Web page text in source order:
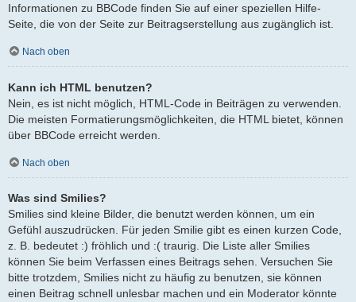
Informationen zu BBCode finden Sie auf einer speziellen Hilfe-
Seite, die von der Seite zur Beitragserstellung aus zugänglich ist.
Nach oben
Kann ich HTML benutzen?
Nein, es ist nicht möglich, HTML-Code in Beiträgen zu verwenden.
Die meisten Formatierungsmöglichkeiten, die HTML bietet, können
über BBCode erreicht werden.
Nach oben
Was sind Smilies?
Smilies sind kleine Bilder, die benutzt werden können, um ein
Gefühl auszudrücken. Für jeden Smilie gibt es einen kurzen Code,
z. B. bedeutet :) fröhlich und :( traurig. Die Liste aller Smilies
können Sie beim Verfassen eines Beitrags sehen. Versuchen Sie
bitte trotzdem, Smilies nicht zu häufig zu benutzen, sie können
einen Beitrag schnell unlesbar machen und ein Moderator könnte